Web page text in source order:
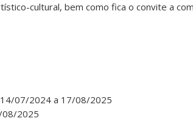
cultural, bem como fica o convite a
07/2024 a 17/08/2025
08/2025